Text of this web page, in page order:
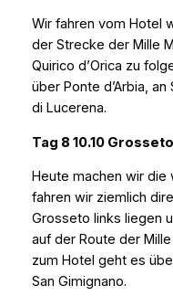
Wir fahren vom Hotel
der Strecke der Mille
Quirico d’Orica zu
über Ponte d’Arbia,
di Lucerena.
Tag 8 10.10
Heute machen wir die
fahren wir ziemlich
Grosseto links liegen
auf der Route der
zum Hotel geht es
San Gimignano.